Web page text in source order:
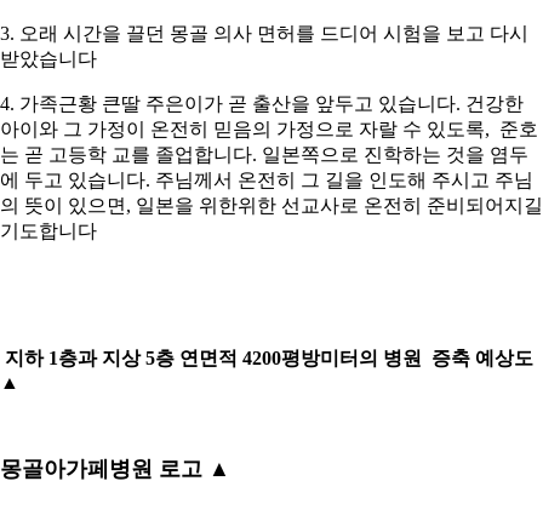
3. 오래 시간을 끌던 몽골 의사 면허를 드디어 시험을 보고 다시
받았습니다
4. 가족근황 큰딸 주은이가 곧 출산을 앞두고 있습니다. 건강한
아이와 그 가정이 온전히 믿음의 가정으로 자랄 수 있도록, 준호
는 곧 고등학 교를 졸업합니다. 일본쪽으로 진학하는 것을 염두
에 두고 있습니다. 주님께서 온전히 그 길을 인도해 주시고 주님
의 뜻이 있으면, 일본을 위한위한 선교사로 온전히 준비되어지길
기도합니다
지하 1층과 지상 5층 연면적 4200평방미터의 병원 증축 예상도
▲
몽골아가페병원 로고 ▲